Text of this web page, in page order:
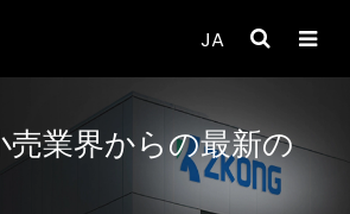
JA
売業界からの最新の